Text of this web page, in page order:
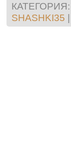
КАТЕГОРИЯ:
SHASHKI35 |